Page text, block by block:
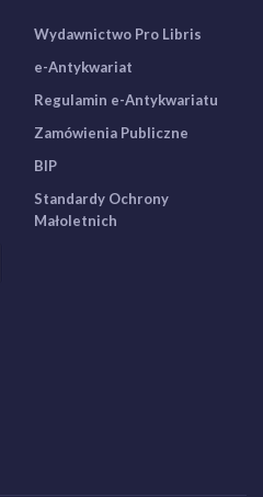
Wydawnictwo Pro Libris
e-Antykwariat
Regulamin e-Antykwariatu
Zamówienia Publiczne
BIP
Standardy Ochrony
Małoletnich